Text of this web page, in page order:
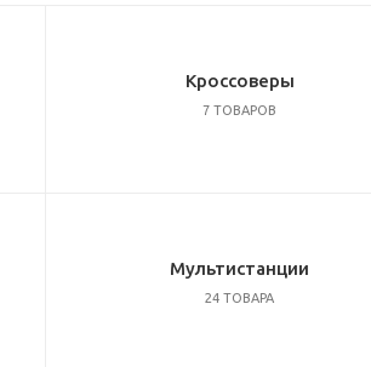
Кроссоверы
7 ТОВАРОВ
Мультистанции
24 ТОВАРА